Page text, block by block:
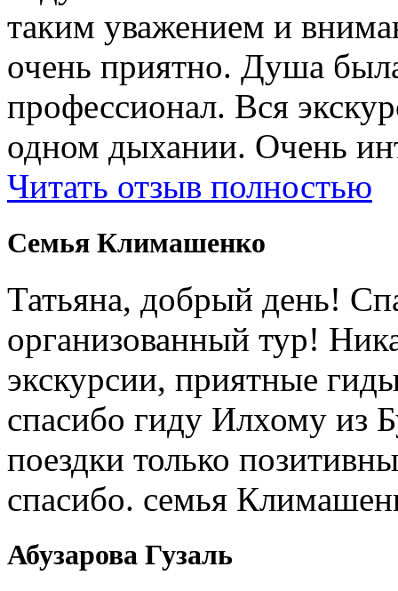
таким уважением и
очень приятно. Душа
профессионал. Вся
одном дыхании. Очень
Читать отзыв полностью
Cемья Климашенко
Татьяна, добрый день!
организованный тур!
экскурсии, приятные
спасибо гиду Илхому из
поездки только
спасибо. семья
Абузарова Гузаль